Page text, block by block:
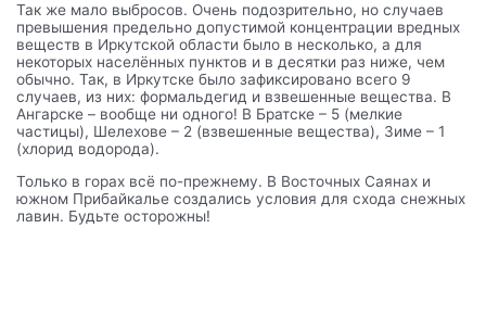
Так же мало выбросов. Очень подозрительно, но случаев
превышения предельно допустимой концентрации вредных
веществ в Иркутской области было в несколько, а для
некоторых населённых пунктов и в десятки раз ниже, чем
обычно. Так, в Иркутске было зафиксировано всего 9
случаев, из них: формальдегид и взвешенные вещества. В
Ангарске – вообще ни одного! В Братске – 5 (мелкие
частицы), Шелехове – 2 (взвешенные вещества), Зиме – 1
(хлорид водорода).
Только в горах всё по-прежнему. В Восточных Саянах и
южном Прибайкалье создались условия для схода снежных
лавин. Будьте осторожны!